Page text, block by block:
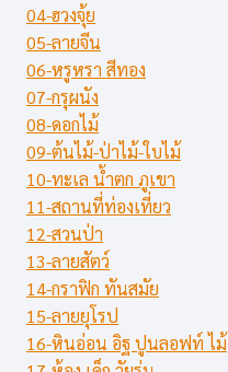
04-ฮวงจุ้ย
05-ลายจีน
06-หรูหรา สีทอง
07-กรุผนัง
08-ดอกไม้
09-ต้นไม้-ป่าไม้-ใบไม้
10-ทะเล น้ำตก ภูเขา
11-สถานที่ท่องเที่ยว
12-สวนป่า
13-ลายสัตว์
14-กราฟิก ทันสมัย
15-ลายยุโรป
16-หินอ่อน อิฐ ปูนลอฟท์ ไม้